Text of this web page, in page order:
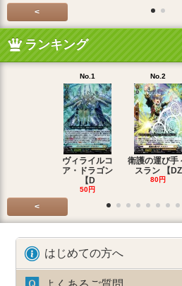
<
ランキング
No.1
ヴィライルコ
ア・ドラゴン
【D
50円
No.2
衛護の運び手
スラン 【DZ
80円
<
はじめての方へ